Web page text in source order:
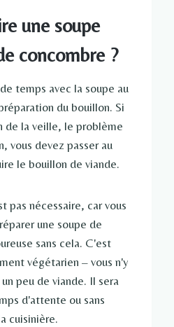
une soupe
concombre ?
temps avec la soupe au
du bouillon. Si
de la veille, le problème
vous devez passer au
le bouillon de viande.
pas nécessaire, car vous
une soupe de
sans cela. C'est
végétarien – vous n'y
peu de viande. Il sera
d'attente ou sans
cuisinière.